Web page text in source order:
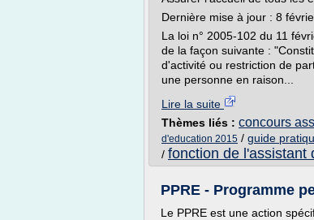
Dernière mise à jour : 8
La loi n° 2005-102 du 11
de la façon suivante :
d'activité ou restriction de
une personne en raison...
Lire la suite
Thèmes liés : concours
d'education 2015 / guide
/ fonction de l'assistant
PPRE - Programme
Le PPRE est une action